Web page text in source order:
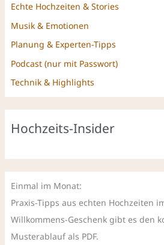
Echte Hochzeiten & Stories
Musik & Emotionen
Planung & Experten-Tipps
Podcast (nur mit Passwort)
Technik & Highlights
Hochzeits-Insider
Einmal im Monat:
Praxis-Tipps aus echten Hochzeiten
Willkommens-Geschenk gibt es den
Musterablauf als PDF.